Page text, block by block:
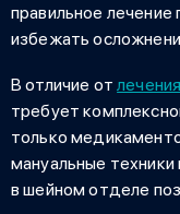
правильное лечение
избежать
В отличие от
требует
только
мануальные техники
в шейном отделе